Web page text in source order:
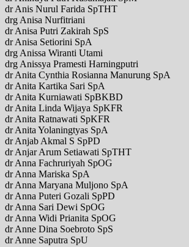
dr Anis Nurul Farida SpTHT
drg Anisa Nurfitriani
dr Anisa Putri Zakirah SpS
dr Anisa Setiorini SpA
drg Anissa Wiranti Utami
drg Anissya Pramesti Harningputri
dr Anita Cynthia Rosianna Manurung SpA
dr Anita Kartika Sari SpA
dr Anita Kurniawati SpBKBD
dr Anita Linda Wijaya SpKFR
dr Anita Ratnawati SpKFR
dr Anita Yolaningtyas SpA
dr Anjab Akmal S SpPD
dr Anjar Arum Setiawati SpTHT
dr Anna Fachruriyah SpOG
dr Anna Mariska SpA
dr Anna Maryana Muljono SpA
dr Anna Puteri Gozali SpPD
dr Anna Sari Dewi SpOG
dr Anna Widi Prianita SpOG
dr Anne Dina Soebroto SpS
dr Anne Saputra SpU